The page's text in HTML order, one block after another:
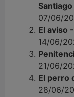
Santiago
07/06/
El aviso
14/06/
21/06/
El perro
28/06/